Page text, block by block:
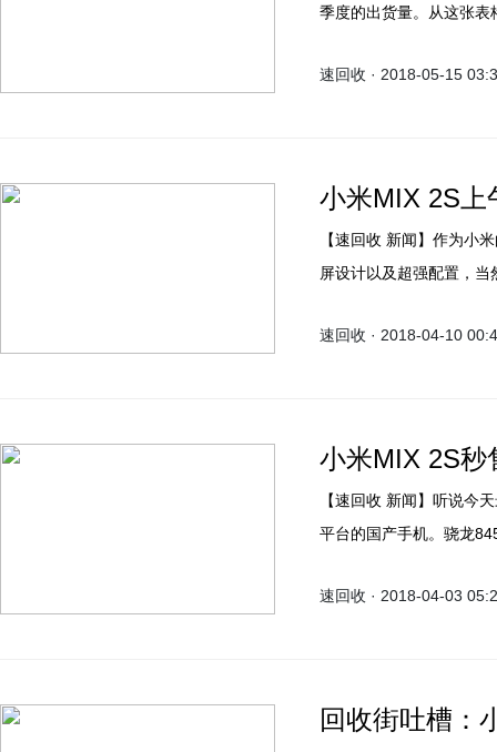
季度的出货量。从这张
出货量为10.7万部，今年
速回收 · 2018-05-15
小米MIX 2S上
【速回收 新闻】作为小
屏设计以及超强配置，
喜爱程度。
速回收 · 2018-04-10
小米MIX 2S秒
【速回收 新闻】听说今
平台的国产手机。骁龙
游戏体验。而且，小米
速回收 · 2018-04-03
回收街吐槽：